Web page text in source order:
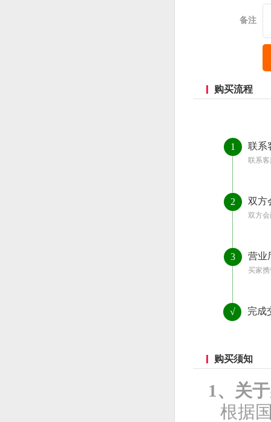
备注
购买流程
1 联系
联系
2 双方
双方
3 营业
买家
√ 完成
购买须知
1、关
根据